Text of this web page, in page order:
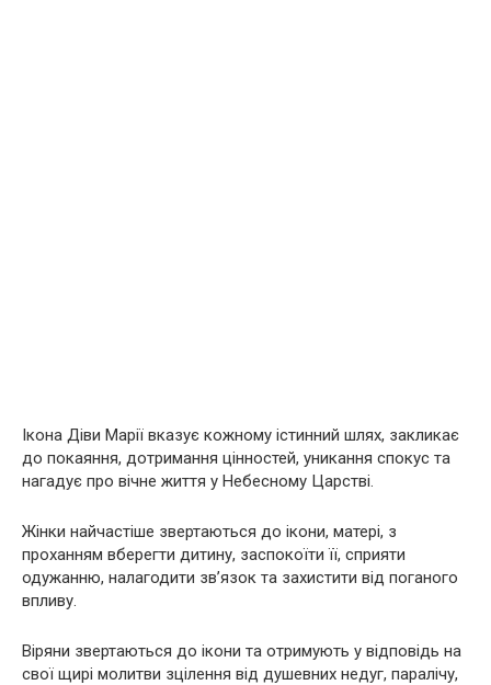
Ікона Діви Марії вказує кожному істинний шлях, закликає
до покаяння, дотримання цінностей, уникання спокус та
нагадує про вічне життя у Небесному Царстві.
Жінки найчастіше звертаються до ікони, матері, з
проханням вберегти дитину, заспокоїти її, сприяти
одужанню, налагодити зв’язок та захистити від поганого
впливу.
Віряни звертаються до ікони та отримують у відповідь на
свої щирі молитви зцілення від душевних недуг, паралічу,